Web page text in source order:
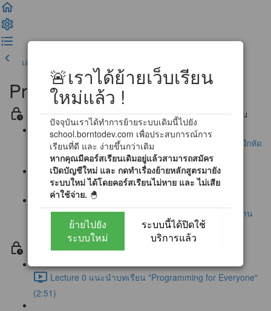
🚨เราได้ย้ายเว็บเรียน
ใหม่แล้ว !
ปัจจุบันเราได้ทำการย้ายระบบเดิมนี้ไปยัง
school.borntodev.com เพื่อประสบการณ์การ
เรียนที่ดี และ ง่ายขึ้นกว่าเดิม
หากคุณมีคอร์สเรียนเดิมอยู่แล้วสามารถสมัคร
เปิดบัญชีใหม่ และ กดทำเรื่องย้ายหลักสูตรมายัง
ระบบใหม่ ได้โดยคอร์สเรียนไม่หาย และ ไม่เสีย
ค่าใช้จ่าย. 🐣
ย้ายไปยัง
ระบบใหม่
ระบบนี้ได้ปิดใช้
บริการแล้ว
เลคเชอร์ก่อนหน้า
Programming for Everyone
Section -1 ประกาศ / คำถามที่พบบ่อย / คู่มือการใช้งานระบบ
ประกาศ : การเข้าใช้ห้องเรียนสำหรับเข้าใช้งานแบบฝึกหัด
CODE.org
แบบสอบถามก่อนเรียน
นโยบายการตอบคำถามข้อสงสัย และ การสนับสนุนผ่าน
Community
Section 0 แนะนำบทเรียน / ปรับพื้นฐาน
Lecture 0 แนะนำบทเรียน "Programming for Everyone"
(2:51)